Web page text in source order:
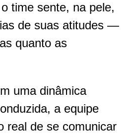
time sente, na pele,
de suas atitudes —
quanto as
uma dinâmica
a equipe
real de se comunicar